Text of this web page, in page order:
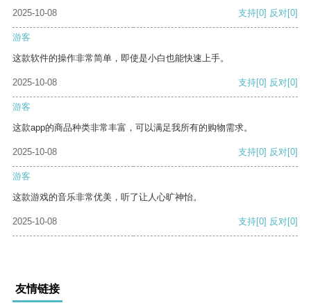
2025-10-08
支持[0] 反对[0]
游客
这款软件的操作非常简单，即使是小白也能快速上手。
2025-10-08 支持[0] 反对[0]
游客
这款app的商品种类非常丰富，可以满足我所有的购物需求。
2025-10-08 支持[0] 反对[0]
游客
这款游戏的音乐非常优美，听了让人心旷神怡。
2025-10-08 支持[0] 反对[0]
友情链接